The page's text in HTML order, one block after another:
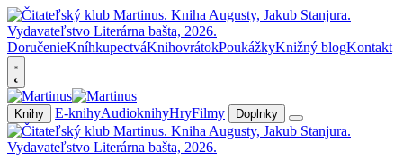
DoručenieKníhkupectváKnihovrátokPoukážkyKnižný blogKontakt
Knihy E-knihyAudioknihyHryFilmy Doplnky